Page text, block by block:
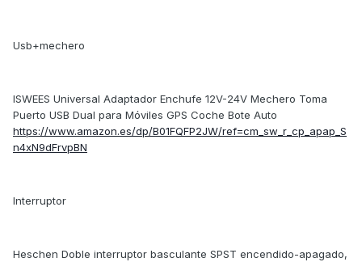
Usb+mechero
ISWEES Universal Adaptador Enchufe 12V-24V Mechero Toma
Puerto USB Dual para Móviles GPS Coche Bote Auto
https://www.amazon.es/dp/B01FQFP2JW/ref=cm_sw_r_cp_apap_S
n4xN9dFrvpBN
Interruptor
Heschen Doble interruptor basculante SPST encendido-apagado,